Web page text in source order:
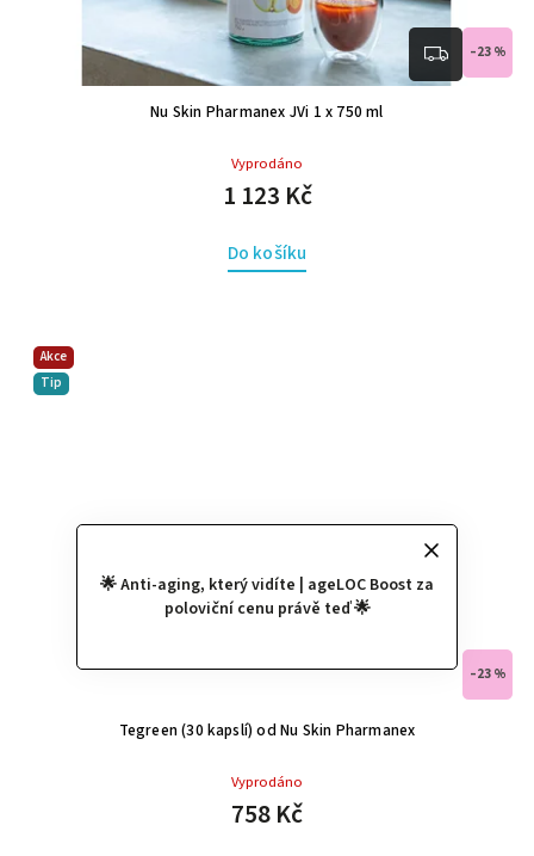
🌟 Anti-aging, který vidíte | ageLOC Boost za
poloviční cenu právě teď 🌟
–23 %
Nu Skin Pharmanex JVi 1 x 750 ml
Vyprodáno
1 123 Kč
Do košíku
Akce
Tip
–23 %
Tegreen (30 kapslí) od Nu Skin Pharmanex
Vyprodáno
758 Kč